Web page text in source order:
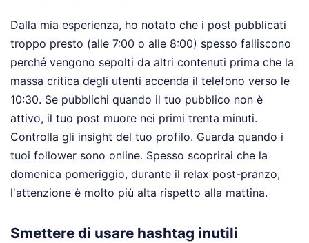
Dalla mia esperienza, ho notato che i post pubblicati
troppo presto (alle 7:00 o alle 8:00) spesso falliscono
perché vengono sepolti da altri contenuti prima che la
massa critica degli utenti accenda il telefono verso le
10:30. Se pubblichi quando il tuo pubblico non è
attivo, il tuo post muore nei primi trenta minuti.
Controlla gli insight del tuo profilo. Guarda quando i
tuoi follower sono online. Spesso scoprirai che la
domenica pomeriggio, durante il relax post-pranzo,
l'attenzione è molto più alta rispetto alla mattina.
Smettere di usare hashtag inutili